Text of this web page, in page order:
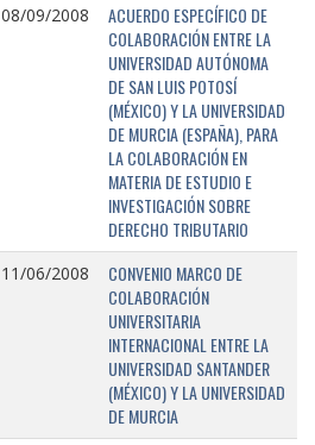
08/09/2008
ACUERDO ESPECÍFICO DE
COLABORACIÓN ENTRE LA
UNIVERSIDAD AUTÓNOMA
DE SAN LUIS POTOSÍ
(MÉXICO) Y LA UNIVERSIDAD
DE MURCIA (ESPAÑA), PARA
LA COLABORACIÓN EN
MATERIA DE ESTUDIO E
INVESTIGACIÓN SOBRE
DERECHO TRIBUTARIO
11/06/2008
CONVENIO MARCO DE
COLABORACIÓN
UNIVERSITARIA
INTERNACIONAL ENTRE LA
UNIVERSIDAD SANTANDER
(MÉXICO) Y LA UNIVERSIDAD
DE MURCIA